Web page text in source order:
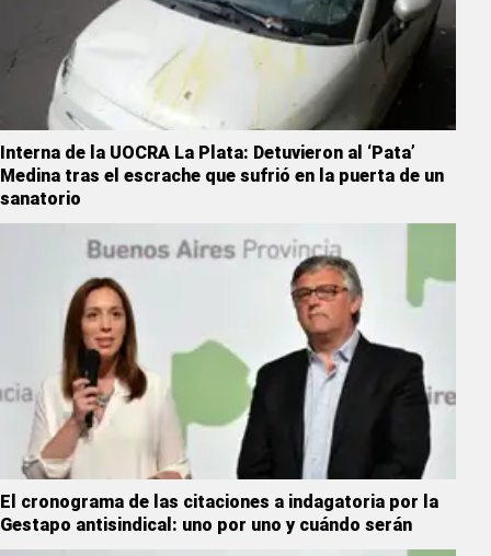
Interna de la UOCRA La Plata: Detuvieron al ‘Pata’
Medina tras el escrache que sufrió en la puerta de un
sanatorio
El cronograma de las citaciones a indagatoria por la
Gestapo antisindical: uno por uno y cuándo serán